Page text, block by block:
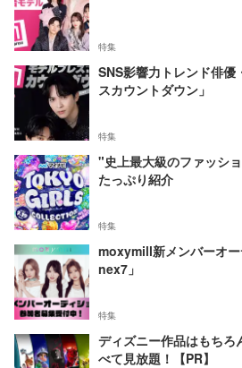
特集
SNS影響力トレンド俳優
スカウントダウン」
特集
"史上最大級のファッシ
たっぷり紹介
特集
moxymill新メンバーオ
nex7」
特集
ディズニー作品はもちろ
べて見放題！【PR】